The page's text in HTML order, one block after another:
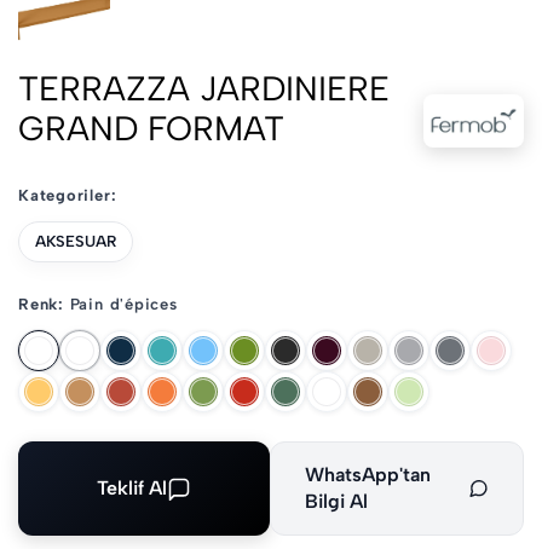
TERRAZZA JARDINIERE
GRAND FORMAT
Kategoriler:
AKSESUAR
Renk: Pain d'épices
Teklif Al
WhatsApp'tan
Bilgi Al